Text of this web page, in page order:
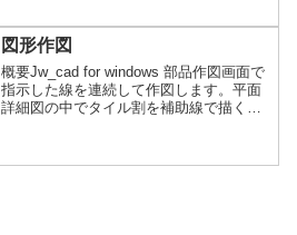
図形作図
概要Jw_cad for windows 部品作図画面で
指示した線を連続して作図します。平面
詳細図の中でタイル割を補助線で描くと
細内容を見る本ソフトを、起動する為に